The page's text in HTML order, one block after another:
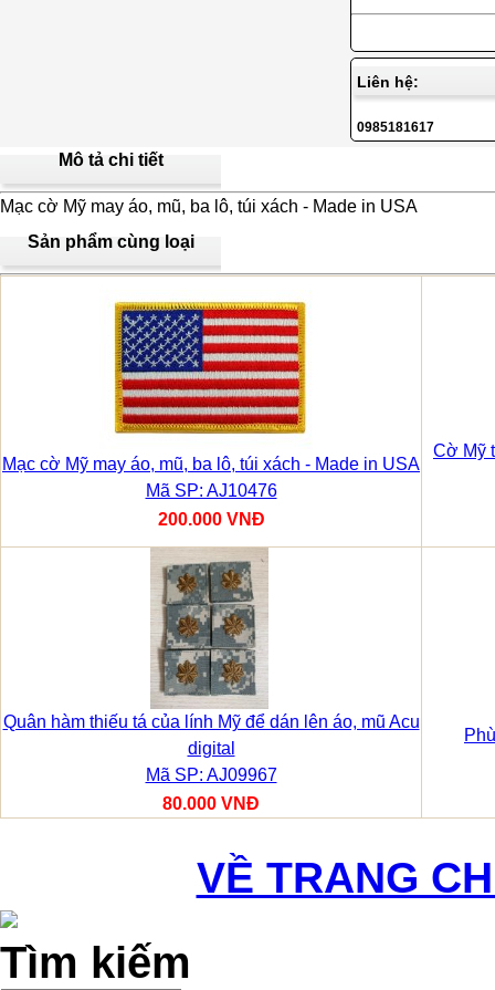
Liên hệ:
0985181617
Mô tả chi tiết
Mạc cờ Mỹ may áo, mũ, ba lô, túi xách - Made in USA
Sản phẩm cùng loại
Mạc cờ Mỹ may áo, mũ, ba lô, túi xách - Made in USA
Mã SP: AJ10476
200.000 VNĐ
Cờ Mỹ
Quân hàm thiếu tá của lính Mỹ để dán lên áo, mũ Acu
digital
Mã SP: AJ09967
80.000 VNĐ
VỀ TRANG
Tìm kiếm